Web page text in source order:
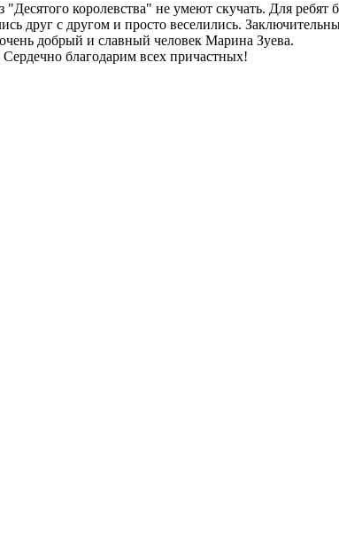
королевства" не умеют скучать. Для ребят
друг с другом и просто веселились.
добрый и славный человек Марина Зуева.
благодарим всех причастных!